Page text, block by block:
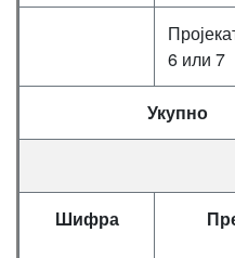
6 или 7
Укупно
Шифра